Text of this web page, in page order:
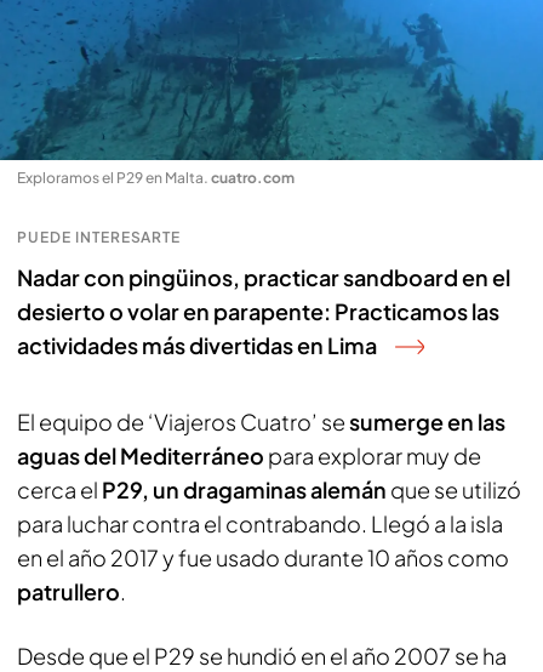
Exploramos el P29 en Malta. cuatro.com
PUEDE INTERESARTE
Nadar con pingüinos, practicar sandboard en el
desierto o volar en parapente: Practicamos las
actividades más divertidas en Lima
El equipo de ‘Viajeros Cuatro’ sesumerge en las
aguas del Mediterráneo para explorar muy de
cerca el P29, un dragaminas alemán que se utilizó
para luchar contra el contrabando. Llegó a la isla
en el año 2017 y fue usado durante 10 años como
patrullero.
Desde que el P29 se hundió en el año 2007 se ha